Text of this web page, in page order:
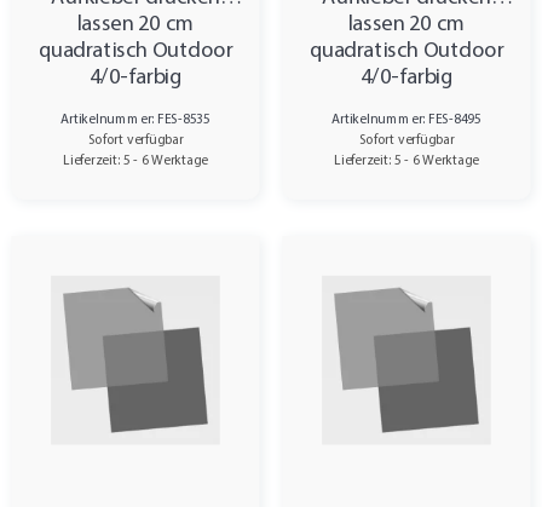
lassen 20 cm
quadratisch Outdoor
4/0-farbig
Artikelnummer: FES-8535
Sofort verfügbar
Lieferzeit: 5 - 6 Werktage
lassen 20 cm
quadratisch Outdoor
4/0-farbig
Artikelnummer: FES-8495
Sofort verfügbar
Lieferzeit: 5 - 6 Werktage